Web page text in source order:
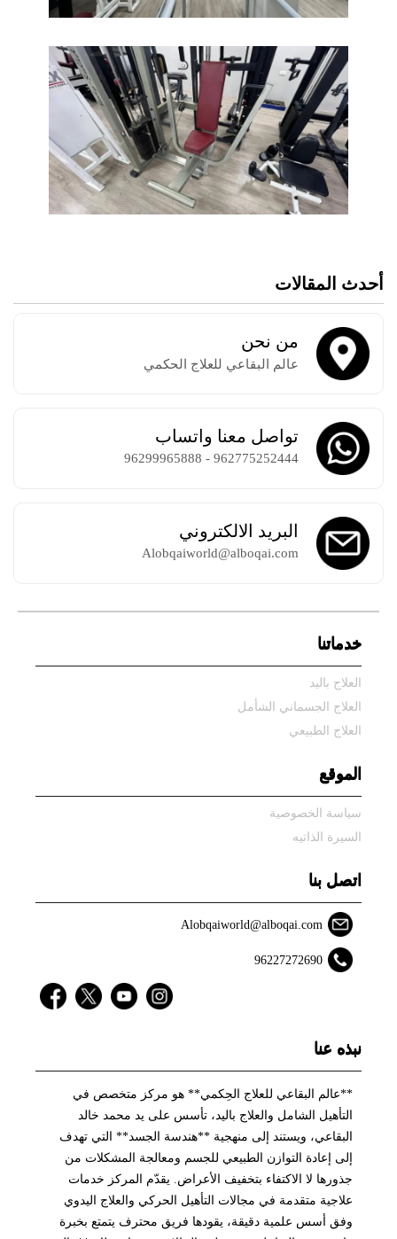
أحدث المقالات
من نحن
عالم البقاعي للعلاج الحكمي
تواصل معنا واتساب
962775252444 - 96299965888
البريد الالكتروني
Alobqaiworld@alboqai.com
خدماتنا
العلاج باليد
العلاج الجسماني الشأمل
العلاج الطبيعي
الموقع
سياسة الخصوصية
السيرة الذاتيه
اتصل بنا
Alobqaiworld@alboqai.com
96227272690
نبذه عنا
**عالم البقاعي للعلاج الحِكمي** هو مركز متخصص في
التأهيل الشامل والعلاج باليد، تأسس على يد محمد خالد
البقاعي، ويستند إلى منهجية **هندسة الجسد** التي تهدف
إلى إعادة التوازن الطبيعي للجسم ومعالجة المشكلات من
جذورها لا الاكتفاء بتخفيف الأعراض. يقدّم المركز خدمات
علاجية متقدمة في مجالات التأهيل الحركي والعلاج اليدوي
وفق أسس علمية دقيقة، يقودها فريق محترف يتمتع بخبرة